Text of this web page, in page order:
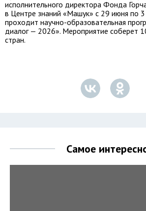
исполнительного директора Фонда
в Центре знаний «Машук» с 29 июня по
проходит научно-образовательная
диалог — 2026». Мероприятие соберет
стран.
Самое